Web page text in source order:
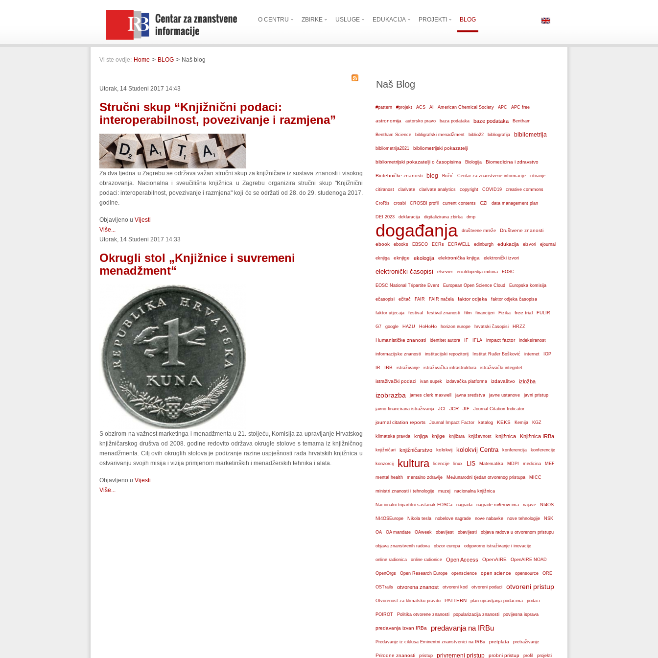
O CENTRU ZBIRKE USLUGE EDUKACIJA PROJEKTI BLOG
Vi ste ovdje: Home > BLOG > Naš blog
Utorak, 14 Studeni 2017 14:43
Stručni skup “Knjižnični podaci:
interoperabilnost, povezivanje i razmjena”
Za dva tjedna u Zagrebu se održava važan stručni skup za knjižničare iz sustava znanosti i visokog
obrazovanja. Nacionalna i sveučilišna knjižnica u Zagrebu organizira stručni skup "Knjižnični
podaci: interoperabilnost, povezivanje i razmjena" koji će se održati od 28. do 29. studenoga 2017.
godine.
Objavljeno u Vijesti
Više...
Utorak, 14 Studeni 2017 14:33
Okrugli stol „Knjižnice i suvremeni
menadžment“
S obzirom na važnost marketinga i menadžmenta u 21. stoljeću, Komisija za upravljanje Hrvatskog
knjižničarskog društva od 2008. godine redovito održava okrugle stolove s temama iz knjižničnog
menadžmenta. Cilj ovih okruglih stolova je podizanje razine uspješnosti rada hrvatskih knjižnica u
ostvarivanju svojih misija i vizija primjenom marketinških i menadžerskih tehnika i alata.
Objavljeno u Vijesti
Više...
Naš Blog
#pattern #projekt ACS AI American Chemical Society APC APC free
astronomija autorsko pravo baza podataka baze podataka Bentham
Bentham Science bibligrafski menadžment biblio22 bibliografija bibliometrija
bibliometrija2021 bibliometrijski pokazatelji
bibliometrijski pokazatelji o časopisima Biologija Biomedicina i zdravstvo
Biotehničke znanosti blog Božić Centar za znanstvene informacije citiranje
citiranost clarivate clarivate analytics copyright COVID19 creative commons
CroRis crosbi CROSBI profil current contents CZI data management plan
DEI 2023 deklaracija digitalizirana zbirka dmp
događanja društvene mreže Društvene znanosti
ebook ebooks EBSCO ECRs ECRWELL edinburgh edukacija eizvori ejournal
eknjiga eknjige ekologija elektronička knjiga elektronički izvori
elektronički časopisi elsevier enciklopedija mitova EOSC
EOSC National Tripartite Event European Open Science Cloud Europska komisija
ečasopisi ečitač FAIR FAIR načela faktor odjeka faktor odjeka časopisa
faktor utjecaja festival festival znanosti film financijeri Fizika free trial FULIR
G7 google HAZU HoHoHo horizon europe hrvatski časopisi HRZZ
Humanističke znanosti identitet autora IF IFLA impact factor indeksiranost
informacijske znanosti institucijski repozitorij Institut Ruđer Bošković internet IOP
IR IRB istraživanje istraživačka infrastruktura istraživački integritet
istraživački podaci ivan supek izdavačka platforma izdavaštvo izložba
izobrazba james clerk maxwell javna sredstva javne ustanove javni pristup
javno financirana istraživanja JCI JCR JIF Journal Citation Indicator
journal citation reports Journal Impact Factor katalog KEKS Kemija KGZ
klimatska pravda knjiga knjige knjižara književnost knjižnica Knjižnica IRBa
knjižničari knjižničarstvo kolokvij kolokvij Centra konferencija konferencije
konzorcij kultura licencije linux LIS Matematika MDPI medicina MEF
mental health mentalno zdravlje Međunarodni tjedan otvorenog pristupa MICC
ministri znanosti i tehnologije muzej nacionalna knjižnica
Nacionalni tripartitni sastanak EOSCa nagrada nagrade ruđerovcima najave NI4OS
NI4OSEurope Nikola tesla nobelove nagrade nove nabavke nove tehnologije NSK
OA OA mandate OAweek obavijest obavijesti objava radova u otvorenom pristupu
objava znanstvenih radova obzor europa odgovorno istraživanje i inovacije
online radionica online radionice Open Access OpenAIRE OpenAIRE NOAD
OpenOrgs Open Research Europe openscience open science opensource ORE
OSTrails otvorena znanost otvoreni kod otvoreni podaci otvoreni pristup
Otvorenost za klimatsku pravdu PATTERN plan upravljanja podacima podaci
POIROT Politika otvorene znanosti popularizacija znanosti povijesna isprava
predavanja izvan IRBa predavanja na IRBu
Predavanje iz ciklusa Eminentni znanstvenici na IRBu pretplata pretraživanje
Prirodne znanosti pristup privremeni pristup probni pristup profil projekti